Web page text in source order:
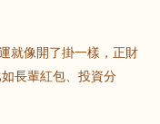
就像開了掛一樣，正財
長輩紅包、投資分
猴 雞 狗